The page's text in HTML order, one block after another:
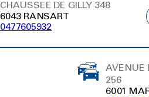
CHAUSSEE DE GILLY 348
6043 RANSART
0477605932
AVENUE
256
6001